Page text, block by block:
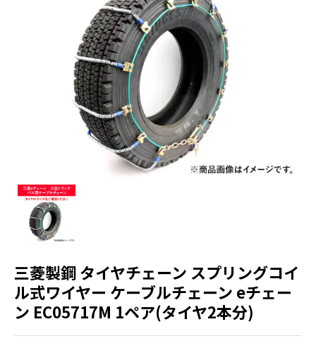
三菱製鋼 タイヤチェーン スプリングコイ
ル式ワイヤー ケーブルチェーン eチェー
ン EC05717M 1ペア(タイヤ2本分)